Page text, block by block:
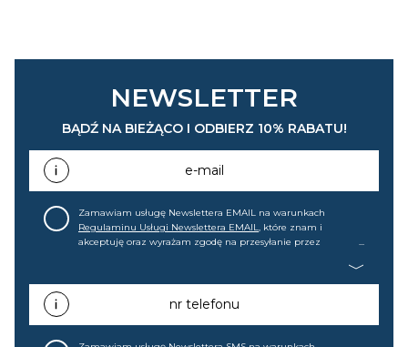
NEWSLETTER
BĄDŹ NA BIEŻĄCO I ODBIERZ 10% RABATU!
e-mail
Zamawiam usługę Newslettera EMAIL na warunkach
Regulaminu Usługi Newslettera EMAIL, które znam i
akceptuję oraz wyrażam zgodę na przesyłanie przez
promocjach, wyprzedażach). Wiem, że mogę tę zgodę w
każdej chwili cofnąć.nr telefonu